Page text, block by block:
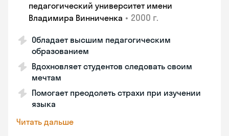
педагогический университет имени
Владимира Винниченка • 2000 г.
Обладает высшим педагогическим
образованием
Вдохновляет студентов следовать своим
мечтам
Помогает преодолеть страхи при изучении
языка
Читать дальше